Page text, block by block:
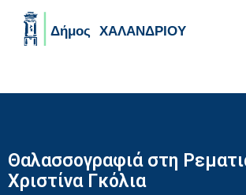
Θαλασσογραφιά στη
Χριστίνα Γκόλια